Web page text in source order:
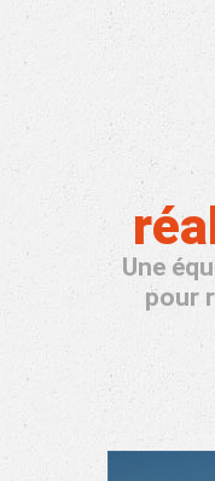
Une
pour